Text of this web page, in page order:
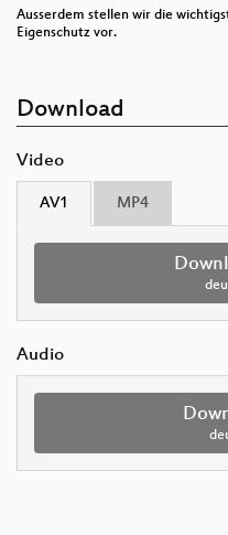
Ausserdem stellen wir die
Eigenschutz vor.
Download
Video
AV1 MP4
deu
Audio